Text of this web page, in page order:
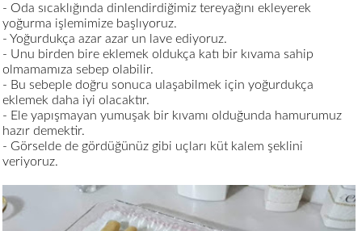
- Oda sıcaklığında dinlendirdiğimiz tereyağını ekleyerek
yoğurma işlemimize başlıyoruz.
- Yoğurdukça azar azar un lave ediyoruz.
- Unu birden bire eklemek oldukça katı bir kıvama sahip
olmamamıza sebep olabilir.
- Bu sebeple doğru sonuca ulaşabilmek için yoğurdukça
eklemek daha iyi olacaktır.
- Ele yapışmayan yumuşak bir kıvamı olduğunda hamurumuz
hazır demektir.
- Görselde de gördüğünüz gibi uçları küt kalem şeklini
veriyoruz.